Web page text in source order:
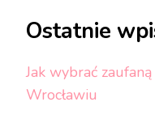
Ostatnie
Jak wybrać
Wrocławiu